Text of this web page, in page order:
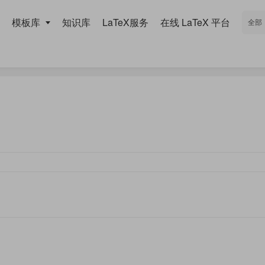
模板库 知识库 LaTeX服务 在线 LaTeX 平台